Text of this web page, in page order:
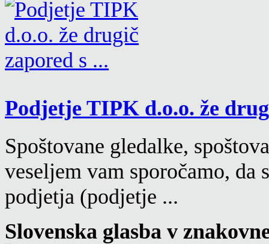
Podjetje TIPK d.o.o. že
Spoštovane gledalke,
veseljem vam sporočamo, da
podjetja (podjetje ...
Slovenska glasba v